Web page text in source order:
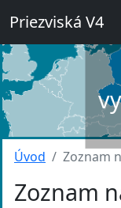
Priezviská V4
Úvod Zoznam
Zoznam